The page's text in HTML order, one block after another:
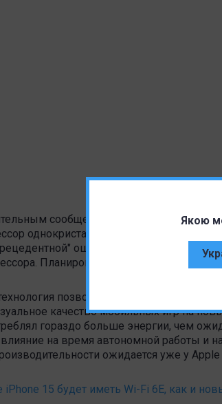
Якою
сообщениям, Apple изначально
однокристальной системы Apple A16
ошибки была вынуждена
Планировалось добавить такие
позволяет создавать
качество мобильных игр на
гораздо больше энергии, чем
на время автономной работы и
ожидается уже у Apple
iPhone 15 будет иметь Wi-Fi 6E, как и